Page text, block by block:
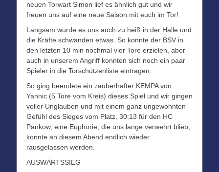
neuen Torwart Simon lief es ähnlich gut und wir
freuen uns auf eine neue Saison mit euch im Tor!
Langsam wurde es uns auch zu heiß in der Halle und
die Kräfte schwanden etwas. So konnte der BSV in
den letzten 10 min nochmal vier Tore erzielen, aber
auch in unserem Angriff konnten sich noch ein paar
Spieler in die Torschützenliste eintragen.
So ging beendete ein zauberhafter KEMPA von
Yannic (5 Tore vom Kreis) dieses Spiel und wir gingen
voller Unglauben und mit einem ganz ungewohnten
Gefühl des Sieges vom Platz. 30:13 für den HC
Pankow, eine Euphorie, die uns lange verwehrt blieb,
konnte an diesem Abend endlich wieder
rausgelassen werden.
AUSWÄRTSSIEG